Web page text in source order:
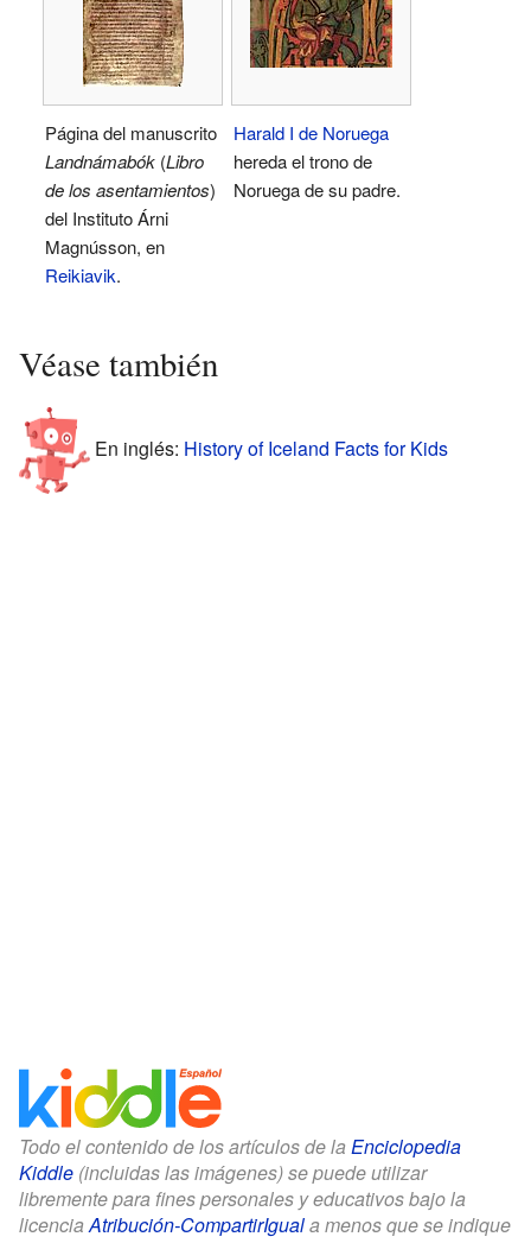
Página del manuscrito
Landnámabók (Libro
de los asentamientos)
del Instituto Árni
Magnússon, en
Reikiavik.
Harald I de Noruega
hereda el trono de
Noruega de su padre.
Véase también
En inglés: History of Iceland Facts for Kids
Todo el contenido de los artículos de la Enciclopedia
Kiddle (incluidas las imágenes) se puede utilizar
libremente para fines personales y educativos bajo la
licenciaAtribución-CompartirIguala menos que se indique